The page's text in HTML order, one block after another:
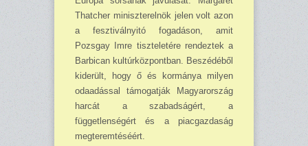
Thatcher miniszterelnök jelen volt azon
a fesztiválnyitó fogadáson, amit
Pozsgay Imre tiszteletére rendeztek a
Barbican kultúrközpontban. Beszédéből
kiderült, hogy ő és kormánya milyen
odaadással támogatják Magyarország
harcát a szabad­ságért, a
függetlenségért és a piacgazdaság
megteremtéséért.